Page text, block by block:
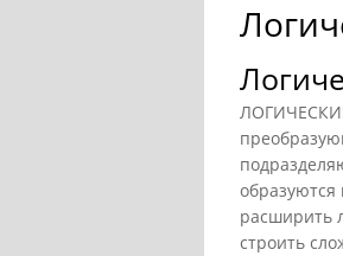
расширить
строить